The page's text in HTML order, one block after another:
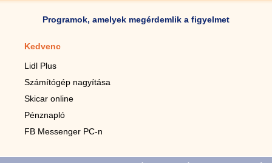
Programok, amelyek megérdemlik a figyelmet
Kedvenc
Lidl Plus
Számítógép nagyítása
Skicar online
Pénznapló
FB Messenger PC-n